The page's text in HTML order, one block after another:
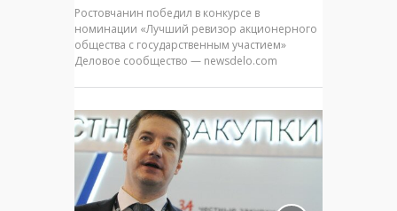
Ростовчанин победил в конкурсе в
номинации «Лучший ревизор акционерного
общества с государственным участием»
Деловое сообщество — newsdelo.com